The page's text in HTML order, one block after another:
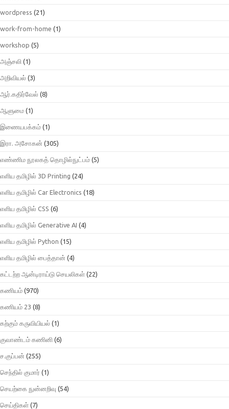
wordpress (21)
work-from-home (1)
workshop (5)
அஞ்சலி (1)
அறிவியல் (3)
ஆர்.கதிர்வேல் (8)
ஆளுமை (1)
இணையபக்கம் (1)
இரா. அசோகன் (305)
எண்ணிம நூலகத் தொழில்நுட்பம் (5)
எளிய தமிழில் 3D Printing (24)
எளிய தமிழில் Car Electronics (18)
எளிய தமிழில் CSS (6)
எளிய தமிழில் Generative AI (4)
எளிய தமிழில் Python (15)
எளிய தமிழில் பைத்தான் (4)
கட்டற்ற ஆன்டிராய்டு செயலிகள் (22)
கணியம் (970)
கணியம் 23 (8)
கற்கும் கருவியியல் (1)
குவாண்டம் கணினி (6)
ச.குப்பன் (255)
செந்தில் குமார் (1)
செயற்கை நுன்னறிவு (54)
செய்திகள் (7)